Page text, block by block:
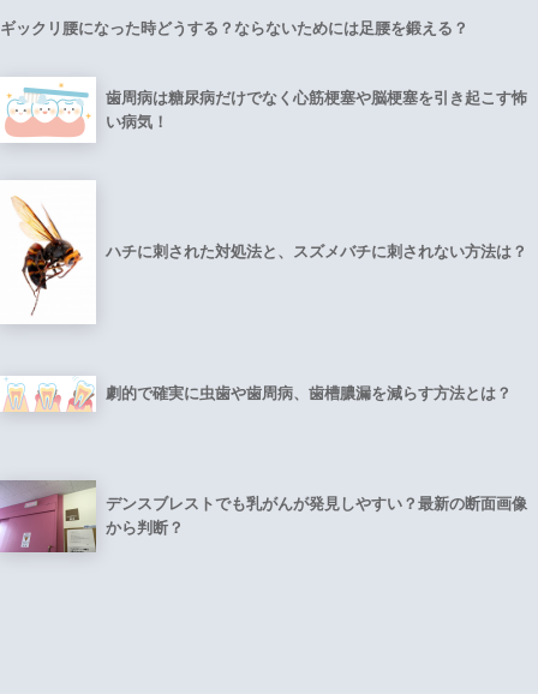
ギックリ腰になった時どうする？ならないためには足腰を鍛える？
歯周病は糖尿病だけでなく心筋梗塞や脳梗塞を引き起こす怖
い病気！
ハチに刺された対処法と、スズメバチに刺されない方法は？
劇的で確実に虫歯や歯周病、歯槽膿漏を減らす方法とは？
デンスブレストでも乳がんが発見しやすい？最新の断面画像
から判断？